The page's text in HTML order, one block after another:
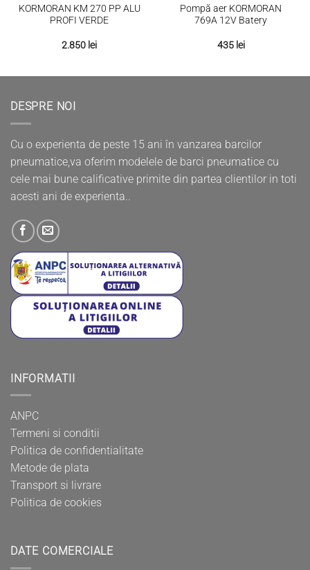
KORMORAN KM 270 PP ALU
PROFI VERDE
2.850 lei
Pompă aer KORMORAN
769A 12V Batery
435 lei
DESPRE NOI
Cu o experienta de peste 15 ani în vanzarea barcilor
pneumatice,va oferim modelele de barci pneumatice cu
cele mai bune calificative primite din partea clientilor in toti
acesti ani de experienta..
INFORMATII
ANPC
Termeni si conditii
Politica de confidentialitate
Metode de plata
Transport si livrare
Politica de cookies
DATE COMERCIALE